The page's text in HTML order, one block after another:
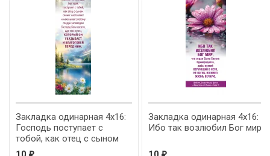
Закладка одинарная 4x16:
Господь поступает с
тобой, как отец с сыном
₽
Закладка одинарная 4x16:
Ибо так возлюбил Бог мир
₽